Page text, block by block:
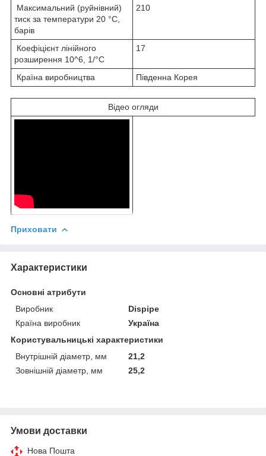
Максимальний (руйнівний)
тиск за температури 20 °C,
барів
210
Коефіцієнт лінійного
розширення 10^6, 1/°С
17
Країна виробництва Південна Корея
Відео огляди
Приховати
Характеристики
Основні атрибути
Виробник
Dispipe
Країна виробник
Україна
Користувальницькі характеристики
Внутрішній діаметр, мм
21,2
Зовнішній діаметр, мм
25,2
Умови доставки
Нова Пошта